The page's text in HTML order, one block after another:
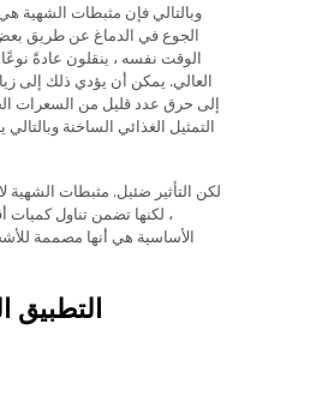
وبالتالي فإن مثبطات الشهية
الجوع في الدماغ عن طريق
الوقت نفسه ، ينقلون عادةً
العالي. يمكن أن يؤدي ذلك إلى
إلى حرق عدد قليل من السعرات
التمثيل الغذائي الساخنة
لكن التأثير ضئيل. مثبطات الشهية
، لكنها تضمن تناول كميات
الأساسية هي أنها مصممة
التطبيق